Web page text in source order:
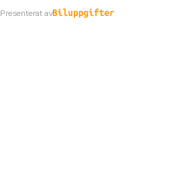
Presenterat av